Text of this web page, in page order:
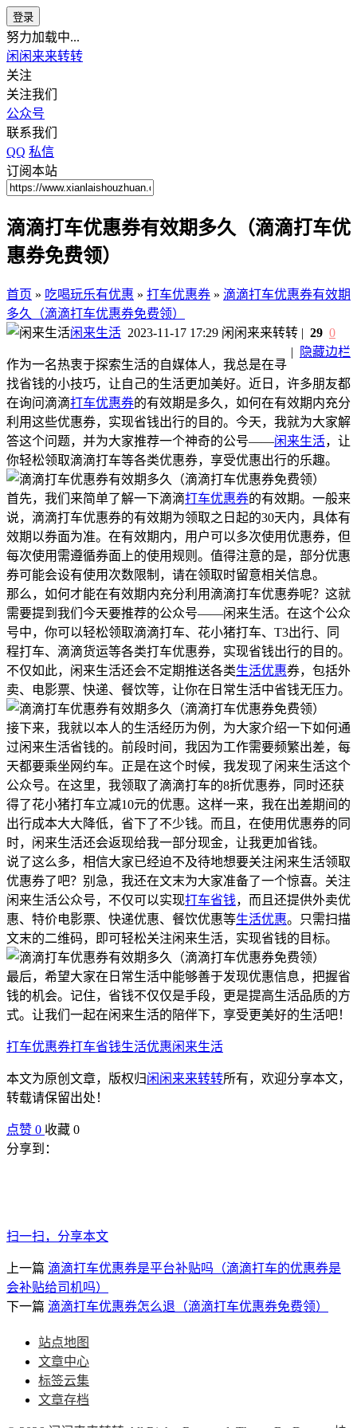
登录
努力加载中...
闲闲来来转转
关注
关注我们
公众号
联系我们
QQ 私信
订阅本站
滴滴打车优惠券有效期多久（滴滴打车优
惠券免费领）
首页 » 吃喝玩乐有优惠 » 打车优惠券 » 滴滴打车优惠券有效期
多久（滴滴打车优惠券免费领）
闲来生活 2023-11-17 17:29 闲闲来来转转
|
隐藏边栏
| 29 0
作为一名热衷于探索生活的自媒体人，我总是在寻
找省钱的小技巧，让自己的生活更加美好。近日，许多朋友都
在询问滴滴打车优惠券的有效期是多久，如何在有效期内充分
利用这些优惠券，实现省钱出行的目的。今天，我就为大家解
答这个问题，并为大家推荐一个神奇的公号——闲来生活，让
你轻松领取滴滴打车等各类优惠券，享受优惠出行的乐趣。
首先，我们来简单了解一下滴滴打车优惠券的有效期。一般来
说，滴滴打车优惠券的有效期为领取之日起的30天内，具体有
效期以券面为准。在有效期内，用户可以多次使用优惠券，但
每次使用需遵循券面上的使用规则。值得注意的是，部分优惠
券可能会设有使用次数限制，请在领取时留意相关信息。
那么，如何才能在有效期内充分利用滴滴打车优惠券呢？这就
需要提到我们今天要推荐的公众号——闲来生活。在这个公众
号中，你可以轻松领取滴滴打车、花小猪打车、T3出行、同
程打车、滴滴货运等各类打车优惠券，实现省钱出行的目的。
不仅如此，闲来生活还会不定期推送各类生活优惠券，包括外
卖、电影票、快递、餐饮等，让你在日常生活中省钱无压力。
接下来，我就以本人的生活经历为例，为大家介绍一下如何通
过闲来生活省钱的。前段时间，我因为工作需要频繁出差，每
天都要乘坐网约车。正是在这个时候，我发现了闲来生活这个
公众号。在这里，我领取了滴滴打车的8折优惠券，同时还获
得了花小猪打车立减10元的优惠。这样一来，我在出差期间的
出行成本大大降低，省下了不少钱。而且，在使用优惠券的同
时，闲来生活还会返现给我一部分现金，让我更加省钱。
说了这么多，相信大家已经迫不及待地想要关注闲来生活领取
优惠券了吧？别急，我还在文末为大家准备了一个惊喜。关注
闲来生活公众号，不仅可以实现打车省钱，而且还提供外卖优
惠、特价电影票、快递优惠、餐饮优惠等生活优惠。只需扫描
文末的二维码，即可轻松关注闲来生活，实现省钱的目标。
最后，希望大家在日常生活中能够善于发现优惠信息，把握省
钱的机会。记住，省钱不仅仅是手段，更是提高生活品质的方
式。让我们一起在闲来生活的陪伴下，享受更美好的生活吧！
打车优惠券打车省钱生活优惠闲来生活
本文为原创文章，版权归闲闲来来转转所有，欢迎分享本文，
转载请保留出处！
点赞 0 收藏 0
分享到：
扫一扫，分享本文
上一篇 滴滴打车优惠券是平台补贴吗（滴滴打车的优惠券是
会补贴给司机吗）
下一篇 滴滴打车优惠券怎么退（滴滴打车优惠券免费领）
站点地图
文章中心
标签云集
文章存档